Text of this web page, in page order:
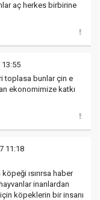
aç herkes birbirine
toplasa bunlar çin e
ekonomimize katkı
11:18
ısırırsa haber
inanlardan
köpeklerin bir insanı